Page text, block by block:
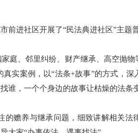
进社区开展了“民法典进社区”主题
庭、邻里纠纷、财产继承、高空抛
实案例，以“法条+故事”的方式，
谁，一个个身边的故事让枯燥的法条
赡养与继承问题，细致讲解相关法